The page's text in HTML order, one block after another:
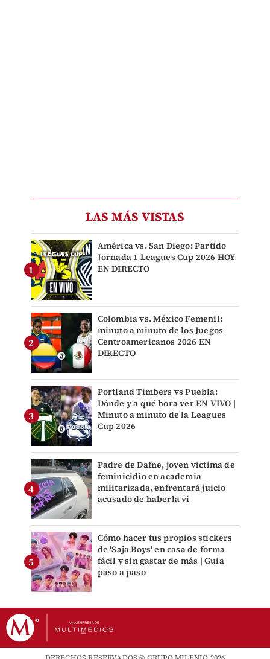
LAS MÁS VISTAS
América vs. San Diego: Partido
Jornada 1 Leagues Cup 2026 HOY
EN DIRECTO
Colombia vs. México Femenil:
minuto a minuto de los Juegos
Centroamericanos 2026 EN
DIRECTO
Portland Timbers vs Puebla:
Dónde y a qué hora ver EN VIVO |
Minuto a minuto de la Leagues
Cup 2026
Padre de Dafne, joven víctima de
feminicidio en academia
militarizada, enfrentará juicio
acusado de haberla vi
Cómo hacer tus propios stickers
de 'Saja Boys' en casa de forma
fácil y sin gastar de más | Guía
paso a paso